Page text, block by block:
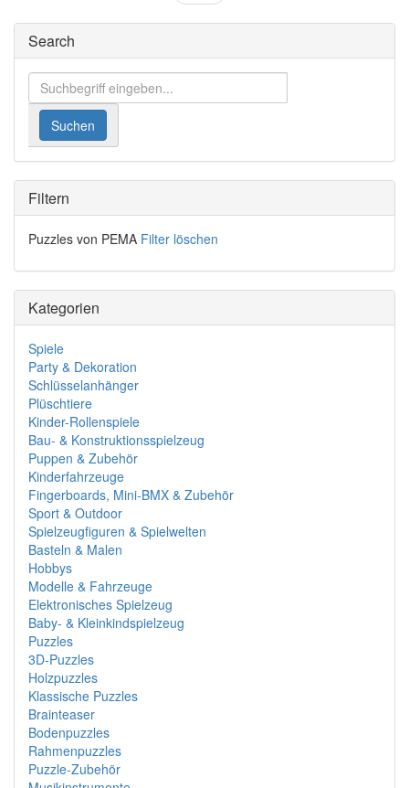
Search
Filtern
Puzzles von PEMA Filter löschen
Kategorien
Spiele
Party & Dekoration
Schlüsselanhänger
Plüschtiere
Kinder-Rollenspiele
Bau- & Konstruktionsspielzeug
Puppen & Zubehör
Kinderfahrzeuge
Fingerboards, Mini-BMX & Zubehör
Sport & Outdoor
Spielzeugfiguren & Spielwelten
Basteln & Malen
Hobbys
Modelle & Fahrzeuge
Elektronisches Spielzeug
Baby- & Kleinkindspielzeug
Puzzles
3D-Puzzles
Holzpuzzles
Klassische Puzzles
Brainteaser
Bodenpuzzles
Rahmenpuzzles
Puzzle-Zubehör